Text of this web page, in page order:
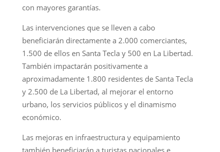
con mayores garantías.
Las intervenciones que se lleven a cabo
beneficiarán directamente a 2.000 comerciantes,
1.500 de ellos en Santa Tecla y 500 en La Libertad.
También impactarán positivamente a
aproximadamente 1.800 residentes de Santa Tecla
y 2.500 de La Libertad, al mejorar el entorno
urbano, los servicios públicos y el dinamismo
económico.
Las mejoras en infraestructura y equipamiento
también beneficiarán a turistas nacionales e